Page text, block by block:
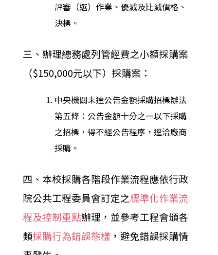
評審（選）作業、優減及比減價格、
決標。
三、辦理總務處列管經費之小額採購案
（$150,000元以下）採購案：
中央機關未達公告金額採購招標辦法
第五條：公告金額十分之一以下採購
之招標，得不經公告程序，逕洽廠商
採購。
四、本校採購各階段作業流程應依行政
院公共工程委員會訂定之標準化作業流
程及控制重點辦理，並參考工程會頒各
類採購行為錯誤態樣 ，避免錯誤採購情